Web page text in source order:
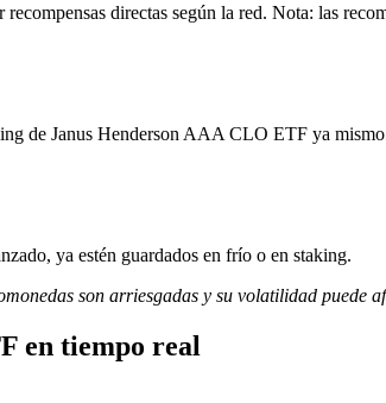
directas según la red. Nota: las
de Janus Henderson AAA CLO ETF ya
ya estén guardados en frío o en staking.
son arriesgadas y su volatilidad puede
en tiempo real